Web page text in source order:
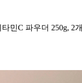
민C 파우더 250g, 2개